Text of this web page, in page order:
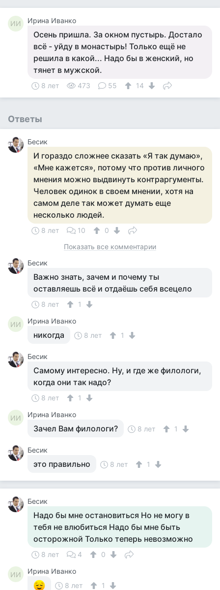
ИИ Ирина Иванко
Осень пришла. За окном пустырь. Достало
всё - уйду в монастырь! Только ещё не
решила в какой... Надо бы в женский, но
тянет в мужской.
8 лет 473 55 14
Ответы
Бесик
И гораздо сложнее сказать «Я так думаю»,
«Мне кажется», потому что против личного
мнения можно выдвинуть контраргументы.
Человек одинок в своем мнении, хотя на
самом деле так может думать еще
несколько людей.
8 лет 10
0
Показать все комментарии
Бесик
Важно знать, зачем и почему ты
оставляешь всё и отдаёшь себя всецело
8 лет 1
ИИ Ирина Иванко
никогда 8 лет 1
Бесик
Самому интересно. Ну, и где же филологи,
когда они так надо?
8 лет 1
ИИ Ирина Иванко
Зачел Вам филологи? 8 лет 1
Бесик
это правильно 8 лет 1
Бесик
Надо бы мне остановиться Но не могу в
тебя не влюбиться Надо бы мне быть
осторожной Только теперь невозможно
8 лет 4 0
ИИ
Ирина Иванко
8 лет
1